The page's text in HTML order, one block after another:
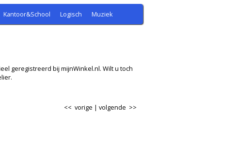
Kantoor&School Logisch Muziek
geregistreerd bij mijnWinkel.nl. Wilt u toch
volgende >>
<< vorige |